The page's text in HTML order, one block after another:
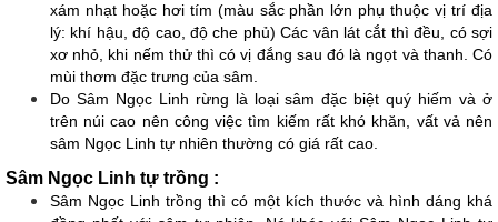
xám nhạt hoặc hơi tím (màu sắc phần lớn phụ thuộc vị trí địa
lý: khí hậu, độ cao, độ che phủ) Các vân lát cắt thì đều, có sợi
xơ nhỏ, khi nếm thử thì có vị đắng sau đó là ngọt và thanh. Có
mùi thơm đặc trưng của sâm.
Do Sâm Ngọc Linh rừng là loại sâm đặc biệt quý hiếm và ở
trên núi cao nên công việc tìm kiếm rất khó khăn, vất vả nên
sâm Ngọc Linh tự nhiên thường có giá rất cao.
Sâm Ngọc Linh tự trồng :
Sâm Ngọc Linh trồng thì có một kích thước và hình dáng khá